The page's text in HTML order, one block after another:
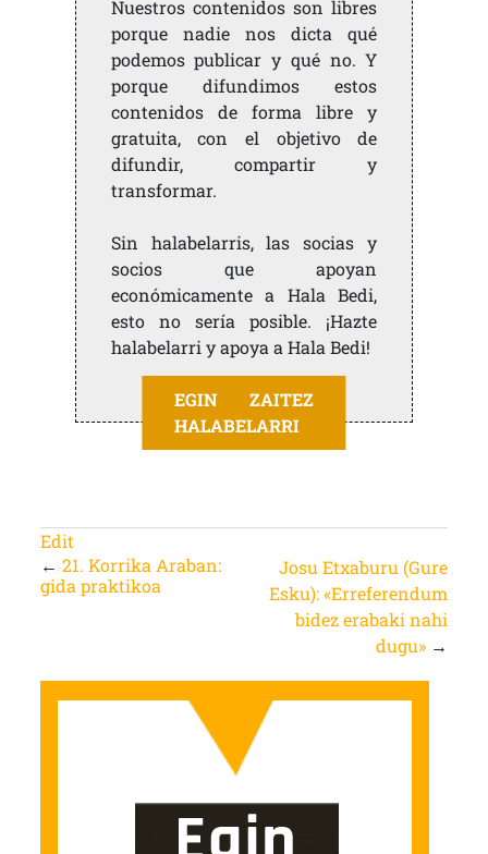
Nuestros contenidos son libres
porque nadie nos dicta qué
podemos publicar y qué no. Y
porque difundimos estos
contenidos de forma libre y
gratuita, con el objetivo de
difundir, compartir y
transformar.
Sin halabelarris, las socias y
socios que apoyan
económicamente a Hala Bedi,
esto no sería posible. ¡Hazte
halabelarri y apoya a Hala Bedi!
EGIN ZAITEZ
HALABELARRI
Edit
← 21. Korrika Araban:
gida praktikoa
Josu Etxaburu (Gure
Esku): «Erreferendum
bidez erabaki nahi
dugu» →